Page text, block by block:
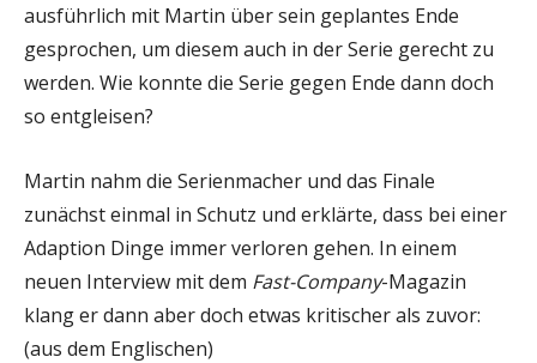
ausführlich mit Martin über sein geplantes Ende
gesprochen, um diesem auch in der Serie gerecht zu
werden. Wie konnte die Serie gegen Ende dann doch
so entgleisen?
Martin nahm die Serienmacher und das Finale
zunächst einmal in Schutz und erklärte, dass bei einer
Adaption Dinge immer verloren gehen. In einem
neuen Interview mit dem Fast-Company-Magazin
klang er dann aber doch etwas kritischer als zuvor:
(aus dem Englischen)